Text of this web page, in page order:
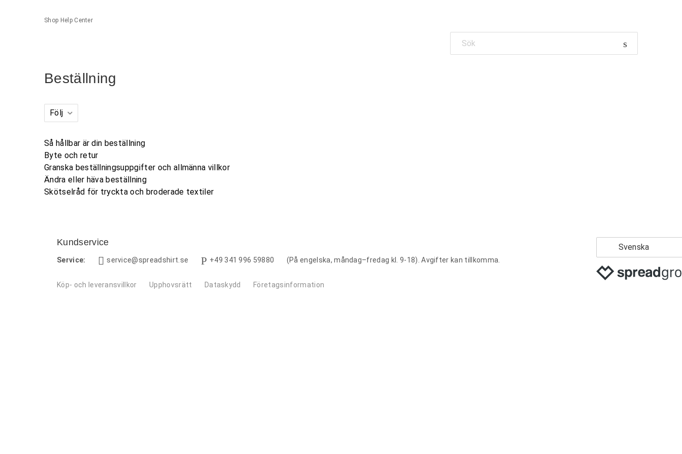
Shop Help Center
Beställning
Följ
Så hållbar är din beställning
Byte och retur
Granska beställningsuppgifter och allmänna villkor
Ändra eller häva beställning
Skötselråd för tryckta och broderade textiler
Kundservice
Service: service@spreadshirt.se +49 341 996 59880 (På engelska, måndag–fredag kl. 9-18). Avgifter kan tillkomma.
Köp- och leveransvillkor Upphovsrätt Dataskydd Företagsinformation
Svenska